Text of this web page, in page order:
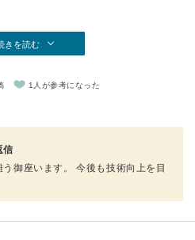
きを読む
1人が参考になった
信
御座います。 今後も技術向上を目